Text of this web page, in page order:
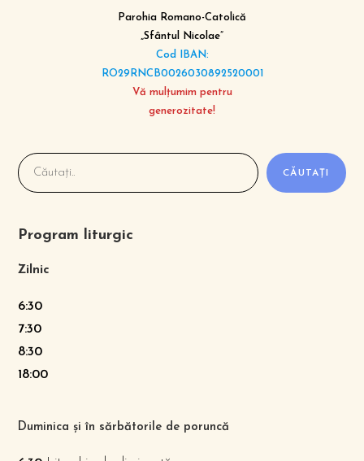
Parohia Romano-Catolică
„Sfântul Nicolae”
Cod IBAN:
RO29RNCB0026030892520001
Vă mulțumim pentru
generozitate!
CĂUTAȚI
Program liturgic
Zilnic
6:30
7:30
8:30
18:00
Duminica și în sărbătorile de poruncă